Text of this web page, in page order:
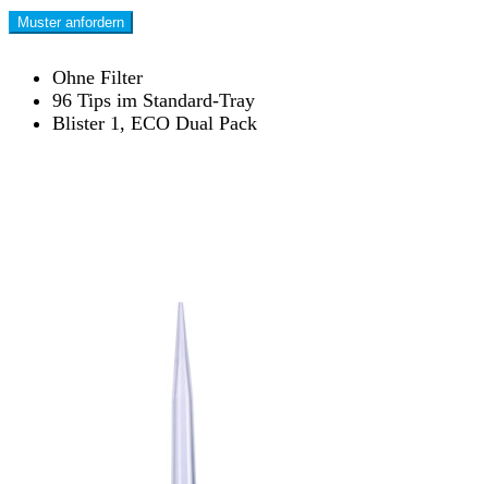
Muster anfordern
Ohne Filter
96 Tips im Standard-Tray
Blister 1, ECO Dual Pack